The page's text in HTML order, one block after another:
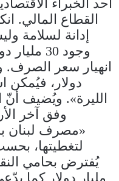
أحد الخبراء
القطاع المالي.
وجود 30
دولار، فيُمكن
الليرة». ويُضيف أنّ
مليار دولار كما